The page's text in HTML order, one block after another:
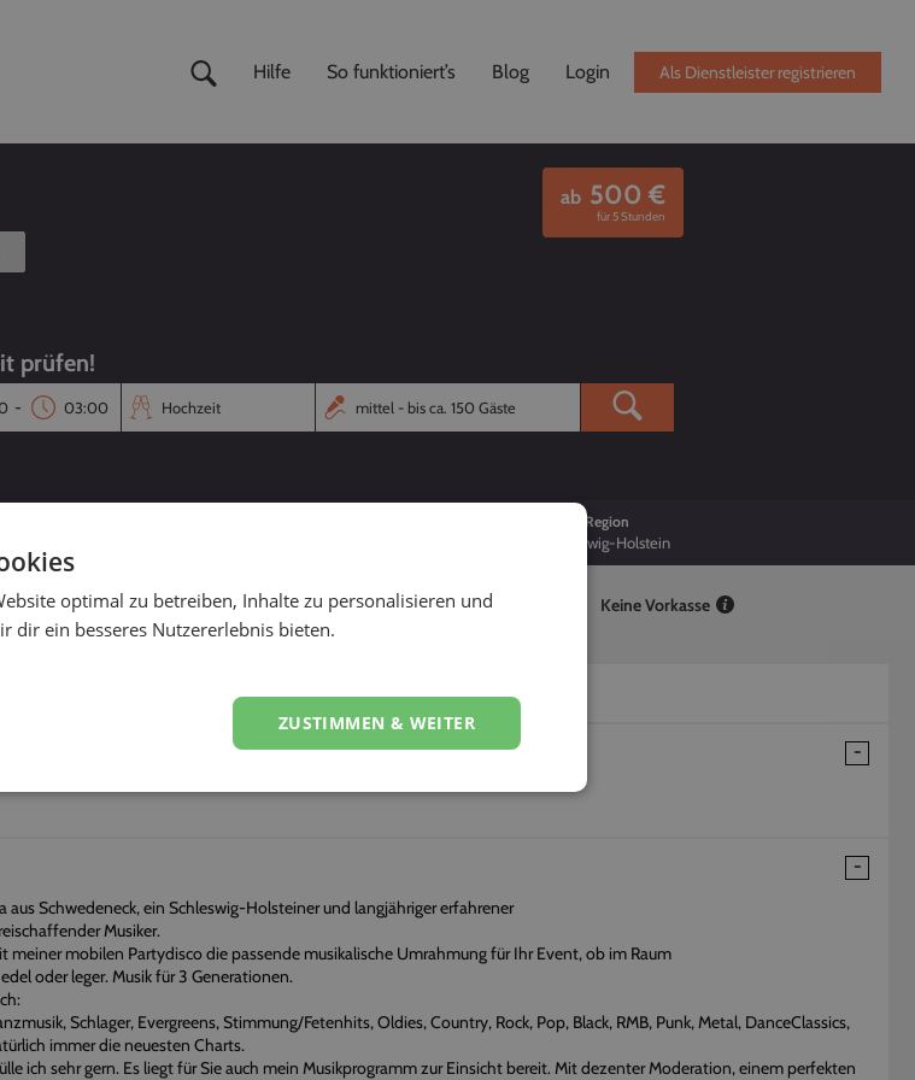
Hilfe So funktioniert’s Blog Login Als Dienstleister registrieren
ab 500 €
für 5 Stunden
prüfen!
-
Region
Schleswig-Holstein
Flexibel stornieren Keine Vorkasse
persönlichen Eindruck vom Dienstleister
aus Schwedeneck, ein Schleswig-Holsteiner und langjähriger erfahrener
Musiker.
meiner mobilen Partydisco die passende musikalische Umrahmung für Ihr Event, ob im Raum
oder leger. Musik für 3 Generationen.
Schlager, Evergreens, Stimmung/Fetenhits, Oldies, Country, Rock, Pop, Black, RMB, Punk, Metal, DanceClassics,
immer die neuesten Charts.
ich sehr gern. Es liegt für Sie auch mein Musikprogramm zur Einsicht bereit. Mit dezenter Moderation, einem perfekten
optimal zu betreiben, Inhalte zu personalisieren und
dir ein besseres Nutzererlebnis bieten.
ZUSTIMMEN & WEITER